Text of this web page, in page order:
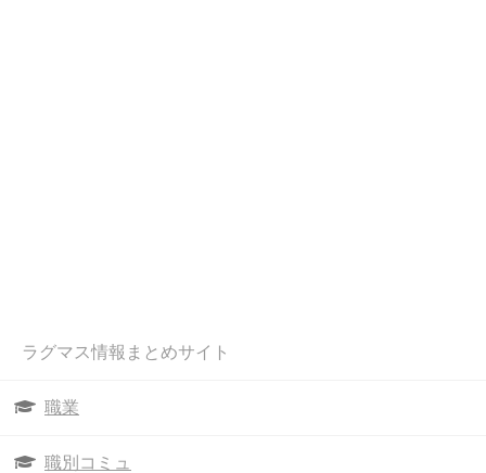
ラグマス情報まとめサイト
職業
職別コミュ